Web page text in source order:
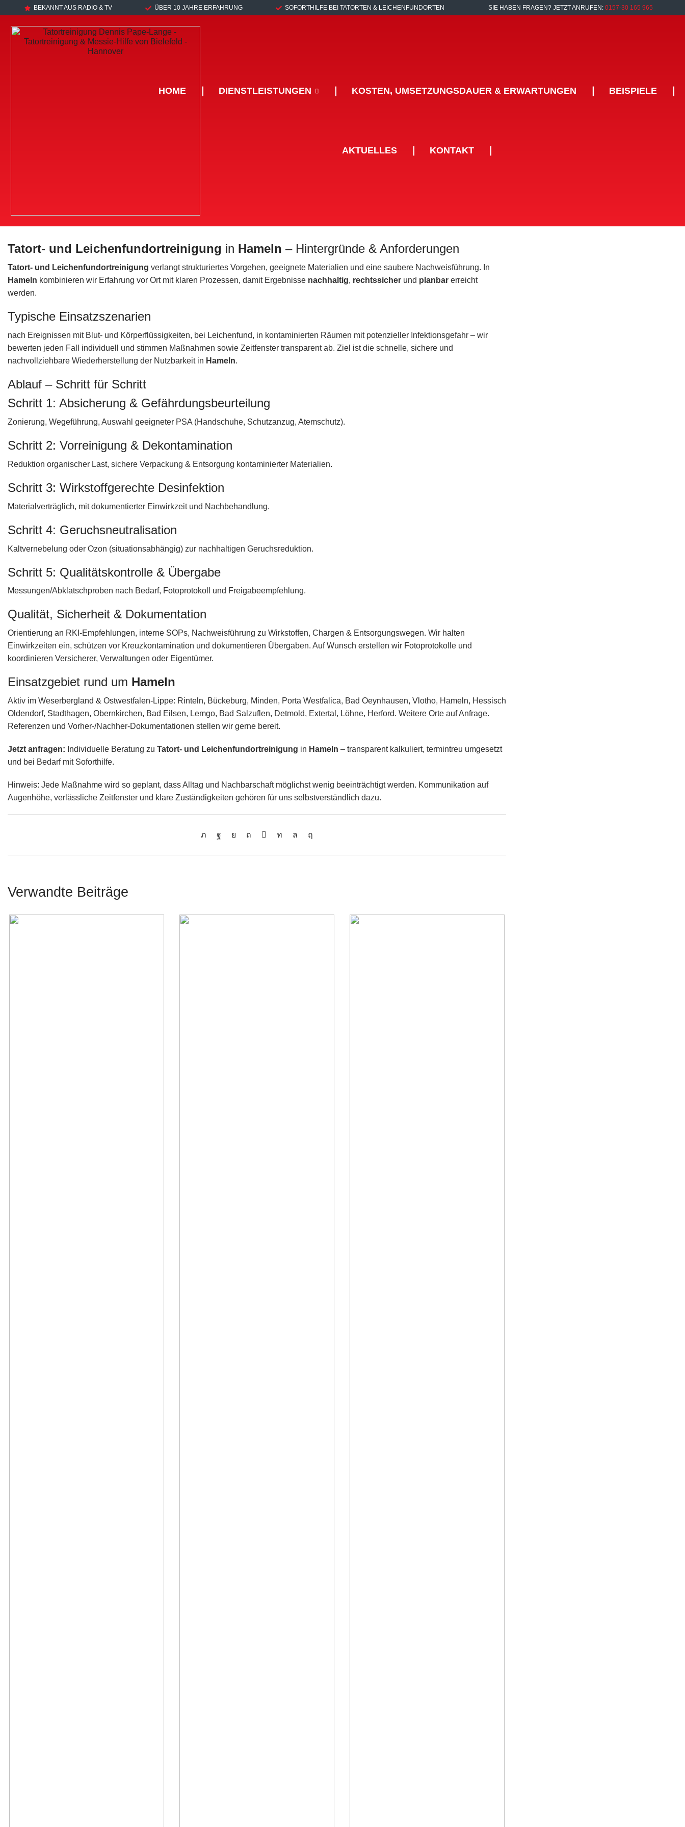
BEKANNT AUS RADIO & TV ÜBER 10 JAHRE ERFAHRUNG SOFORTHILFE BEI TATORTEN & LEICHENFUNDORTEN SIE HABEN FRAGEN? JETZT ANRUFEN:0157-30 165 965
HOME DIENSTLEISTUNGEN KOSTEN, UMSETZUNGSDAUER & ERWARTUNGEN BEISPIELE
AKTUELLES KONTAKT
Tatort- und Leichenfundortreinigung in Hameln – Hintergründe & Anforderungen
Tatort- und Leichenfundortreinigung verlangt strukturiertes Vorgehen, geeignete Materialien und eine saubere Nachweisführung. In
Hameln kombinieren wir Erfahrung vor Ort mit klaren Prozessen, damit Ergebnisse nachhaltig, rechtssicher und planbar erreicht
werden.
Typische Einsatzszenarien
nach Ereignissen mit Blut- und Körperflüssigkeiten, bei Leichenfund, in kontaminierten Räumen mit potenzieller Infektionsgefahr – wir
bewerten jeden Fall individuell und stimmen Maßnahmen sowie Zeitfenster transparent ab. Ziel ist die schnelle, sichere und
nachvollziehbare Wiederherstellung der Nutzbarkeit in Hameln.
Ablauf – Schritt für Schritt
Schritt 1: Absicherung & Gefährdungsbeurteilung
Zonierung, Wegeführung, Auswahl geeigneter PSA (Handschuhe, Schutzanzug, Atemschutz).
Schritt 2: Vorreinigung & Dekontamination
Reduktion organischer Last, sichere Verpackung & Entsorgung kontaminierter Materialien.
Schritt 3: Wirkstoffgerechte Desinfektion
Materialverträglich, mit dokumentierter Einwirkzeit und Nachbehandlung.
Schritt 4: Geruchsneutralisation
Kaltvernebelung oder Ozon (situationsabhängig) zur nachhaltigen Geruchsreduktion.
Schritt 5: Qualitätskontrolle & Übergabe
Messungen/Abklatschproben nach Bedarf, Fotoprotokoll und Freigabeempfehlung.
Qualität, Sicherheit & Dokumentation
Orientierung an RKI-Empfehlungen, interne SOPs, Nachweisführung zu Wirkstoffen, Chargen & Entsorgungswegen. Wir halten
Einwirkzeiten ein, schützen vor Kreuzkontamination und dokumentieren Übergaben. Auf Wunsch erstellen wir Fotoprotokolle und
koordinieren Versicherer, Verwaltungen oder Eigentümer.
Einsatzgebiet rund um Hameln
Aktiv im Weserbergland & Ostwestfalen‑Lippe: Rinteln, Bückeburg, Minden, Porta Westfalica, Bad Oeynhausen, Vlotho, Hameln, Hessisch
Oldendorf, Stadthagen, Obernkirchen, Bad Eilsen, Lemgo, Bad Salzuflen, Detmold, Extertal, Löhne, Herford. Weitere Orte auf Anfrage.
Referenzen und Vorher‑/Nachher‑Dokumentationen stellen wir gerne bereit.
Jetzt anfragen: Individuelle Beratung zu Tatort- und Leichenfundortreinigung in Hameln – transparent kalkuliert, termintreu umgesetzt
und bei Bedarf mit Soforthilfe.
Hinweis: Jede Maßnahme wird so geplant, dass Alltag und Nachbarschaft möglichst wenig beeinträchtigt werden. Kommunikation auf
Augenhöhe, verlässliche Zeitfenster und klare Zuständigkeiten gehören für uns selbstverständlich dazu.
Verwandte Beiträge